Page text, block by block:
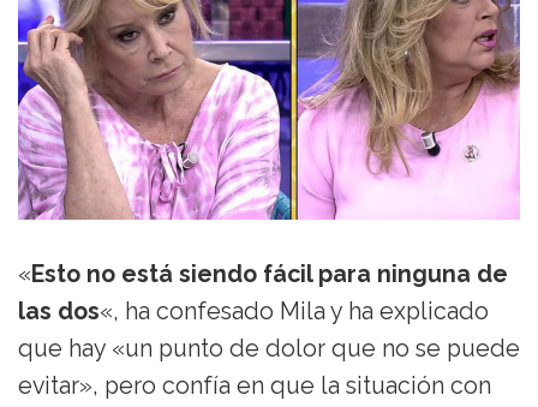
«Esto no está siendo fácil para ninguna de
las dos«, ha confesado Mila y ha explicado
que hay «un punto de dolor que no se puede
evitar», pero confía en que la situación con